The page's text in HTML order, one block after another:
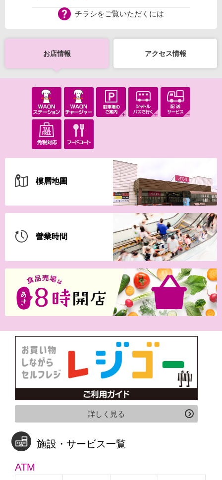
8月6日(木)-31日(月）2027年
モデル ランドセル
8月1日(土)-16日(日）2026イ
オンの夏祭
【iAEONアプリ】新規登録の
会員さま限定！
7月30日(木)-8月30日(日）最
強王図鑑
7月20日(月・祝)-8月15日(土)
【WEB専用】アレチャレ…
チラシをご覧いただくには
お店情報 アクセス情報
樓層地圖
營業時間
詳しく見る
施設・サービス一覧
ATM